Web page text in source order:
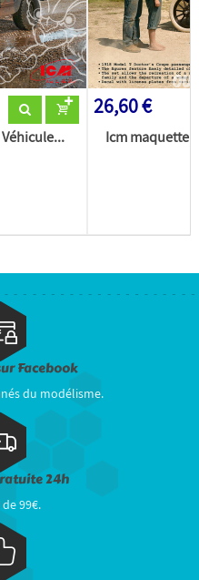
26,60 €
Icm maquette
Facebook
du modélisme.
24h
99€.